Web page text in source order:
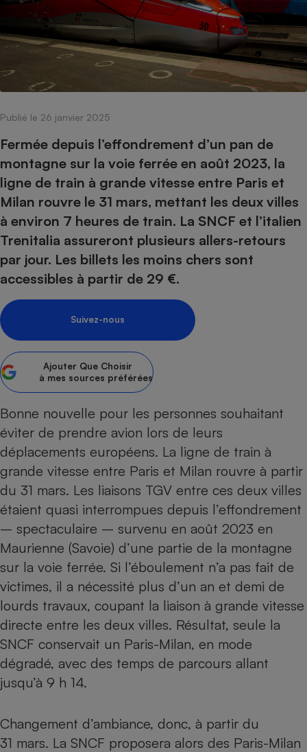
Publié le 26 janvier 2025
Fermée depuis l’effondrement d’un pan de
montagne sur la voie ferrée en août 2023, la
ligne de train à grande vitesse entre Paris et
Milan rouvre le 31 mars, mettant les deux villes
à environ 7 heures de train. La SNCF et l’italien
Trenitalia assureront plusieurs allers-retours
par jour. Les billets les moins chers sont
accessibles à partir de 29 €.
Suivez-nous
Ajouter Que Choisir
à mes sources préférées
Bonne nouvelle pour les personnes souhaitant
éviter de prendre avion lors de leurs
déplacements européens. La ligne de train à
grande vitesse entre Paris et Milan rouvre à partir
du 31 mars. Les liaisons TGV entre ces deux villes
étaient quasi interrompues depuis l’effondrement
– spectaculaire – survenu en août 2023 en
Maurienne (Savoie) d’une partie de la montagne
sur la voie ferrée. Si l’éboulement n’a pas fait de
victimes, il a nécessité plus d’un an et demi de
lourds travaux, coupant la liaison à grande vitesse
directe entre les deux villes. Résultat, seule la
SNCF conservait un Paris-Milan, en mode
dégradé, avec des temps de parcours allant
jusqu’à 9 h 14.
Changement d’ambiance, donc, à partir du
31 mars. La SNCF proposera alors des Paris-Milan
Sécurité - Hygiène
Supermarché - Drive
bouteille
Assurance
Banque - Crédit
Epargne - Fiscalité
Mutuelle
Banque
Circulation routière
Contrôle technique -
Pièce détachée
Moto
Comparateur auto
Comparatif
Comparatif climatiseur
Comparatif aspirateur
Comparatif aspirateur
Comparatif cafetière
Comparatif robot cuiseur
Comparatif centrale
Gros électroménager
Petit électroménager -
Lave-linge
Plaque de cuisson à
induction
Électricité - Gaz
Comparatif casque audio
Comparatif ordinateur
Comparatif ultrabook
Comparatif tablette
Image et son
Informatique
Internet
Téléphonie
Téléviseur
Téléphone mobile -
Smartphone
Crédit immobilier
Comparatif tondeuse
Aménagement
Bricolage - Jardinage
Chauffage
Produit d'entretien
Sécurité domestique
Matelas
Radiateur électrique
Climatiseur -
Ventilateur
Hygiène - Beauté
Maladie - Médecine -
Système de santé -
Antimoustique
Maison de retraite
Retraite
Choisir son fioul
Choisir son pellet
Comparateur assurance emprunteur
Energie Moins Chère Ensemble
Tous les comparateurs
Toutes les cartes interactives
Speedtest - Testez le débit de votre
connexion Internet